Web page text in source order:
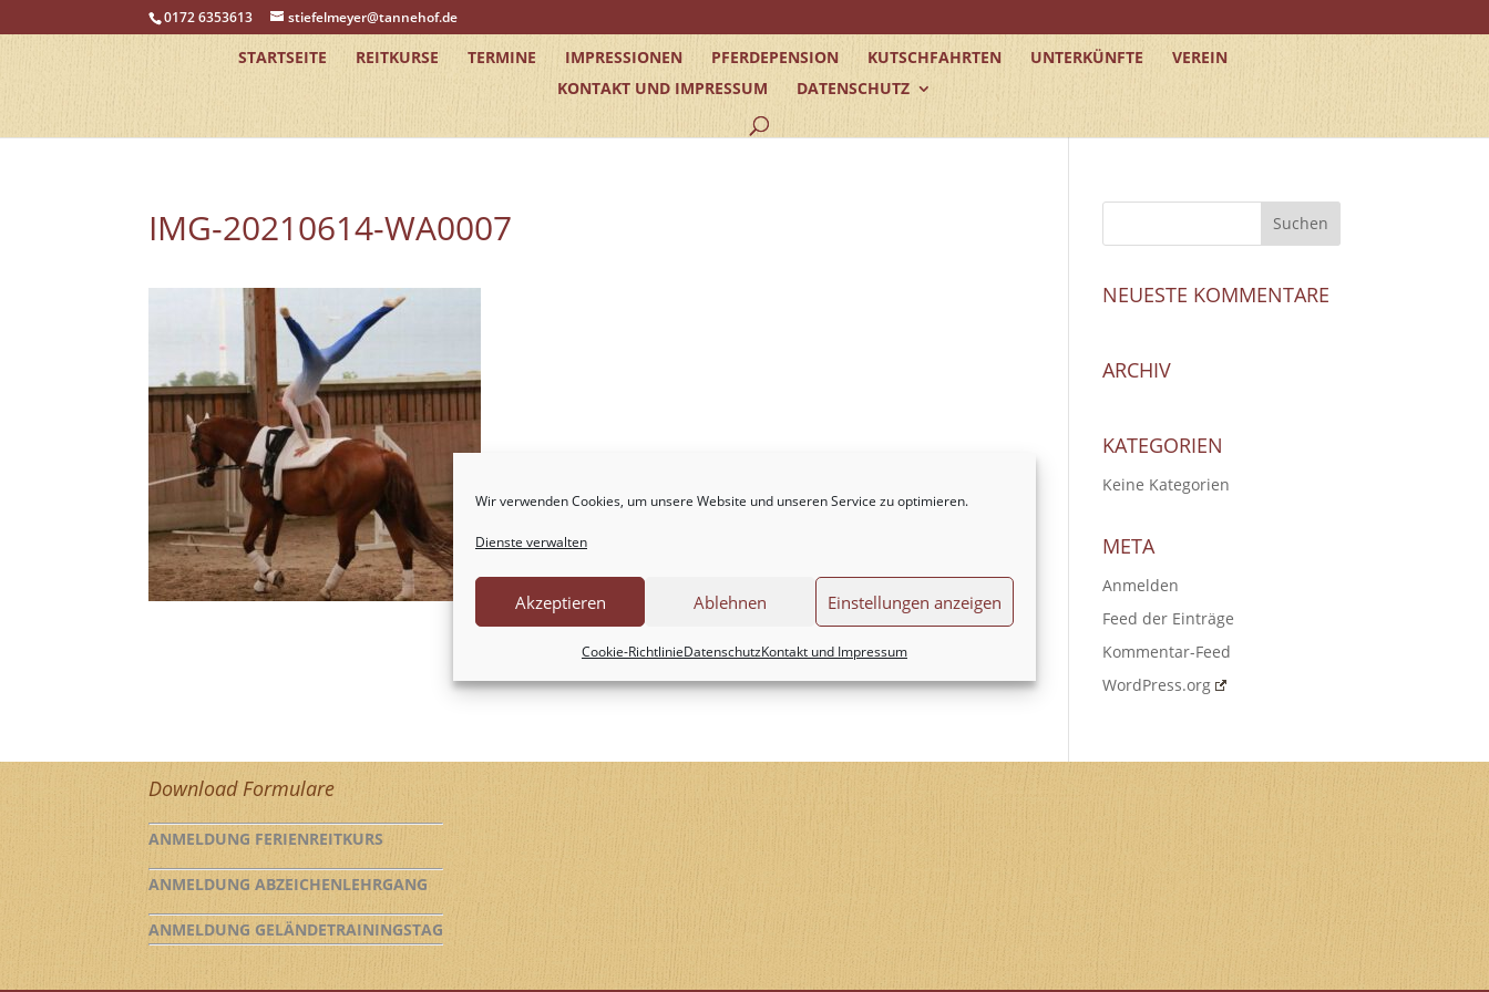
Wir verwenden Cookies, um unsere Website und unseren Service zu optimieren.
Dienste verwalten
Akzeptieren Ablehnen Einstellungen anzeigen
Cookie-RichtlinieDatenschutzKontakt und Impressum
0172 6353613 stiefelmeyer@tannehof.de
STARTSEITE REITKURSE TERMINE IMPRESSIONEN PFERDEPENSION KUTSCHFAHRTEN UNTERKÜNFTE
VEREIN
KONTAKT UND IMPRESSUM
DATENSCHUTZ
IMG-20210614-WA0007
NEUESTE KOMMENTARE
ARCHIV
KATEGORIEN
Keine Kategorien
META
Anmelden
Feed der Einträge
Kommentar-Feed
WordPress.org
Download Formulare
ANMELDUNG FERIENREITKURS
ANMELDUNG ABZEICHENLEHRGANG
ANMELDUNG GELÄNDETRAININGSTAG